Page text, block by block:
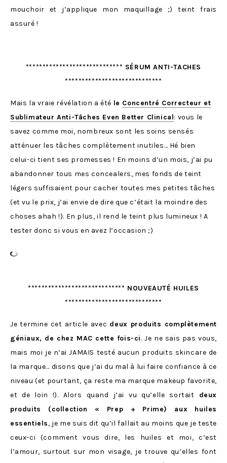
mouchoir et j’applique mon maquillage ;) teint frais
assuré !
***************************** SÉRUM ANTI-TACHES
*****************************
Mais la vraie révélation a été le Concentré Correcteur et
Sublimateur Anti-Tâches Even Better Clinical: vous le
savez comme moi, nombreux sont les soins sensés
atténuer les tâches complètement inutiles… Hé bien
celui-ci tient ses promesses ! En moins d’un mois, j’ai pu
abandonner tous mes concealers, mes fonds de teint
légers suffisaient pour cacher toutes mes petites tâches
(et vu le prix, j’ai envie de dire que c’était la moindre des
choses ahah !). En plus, il rend le teint plus lumineux ! A
tester donc si vous en avez l’occasion ;)
***************************** NOUVEAUTÉ HUILES
*****************************
Je termine cet article avec deux produits complètement
géniaux, de chez MAC cette fois-ci. Je ne sais pas vous,
mais moi je n’ai JAMAIS testé aucun produits skincare de
la marque… disons que j’ai du mal à lui faire confiance à ce
niveau (et pourtant, ça reste ma marque makeup favorite,
et de loin !). Alors quand j’ai vu qu’elle sortait deux
produits (collection « Prep + Prime) aux huiles
essentiels, je me suis dit qu’il fallait au moins que je teste
ceux-ci (comment vous dire, les huiles et moi, c’est
l’amour, surtout sur mon visage, je trouve qu’elles font